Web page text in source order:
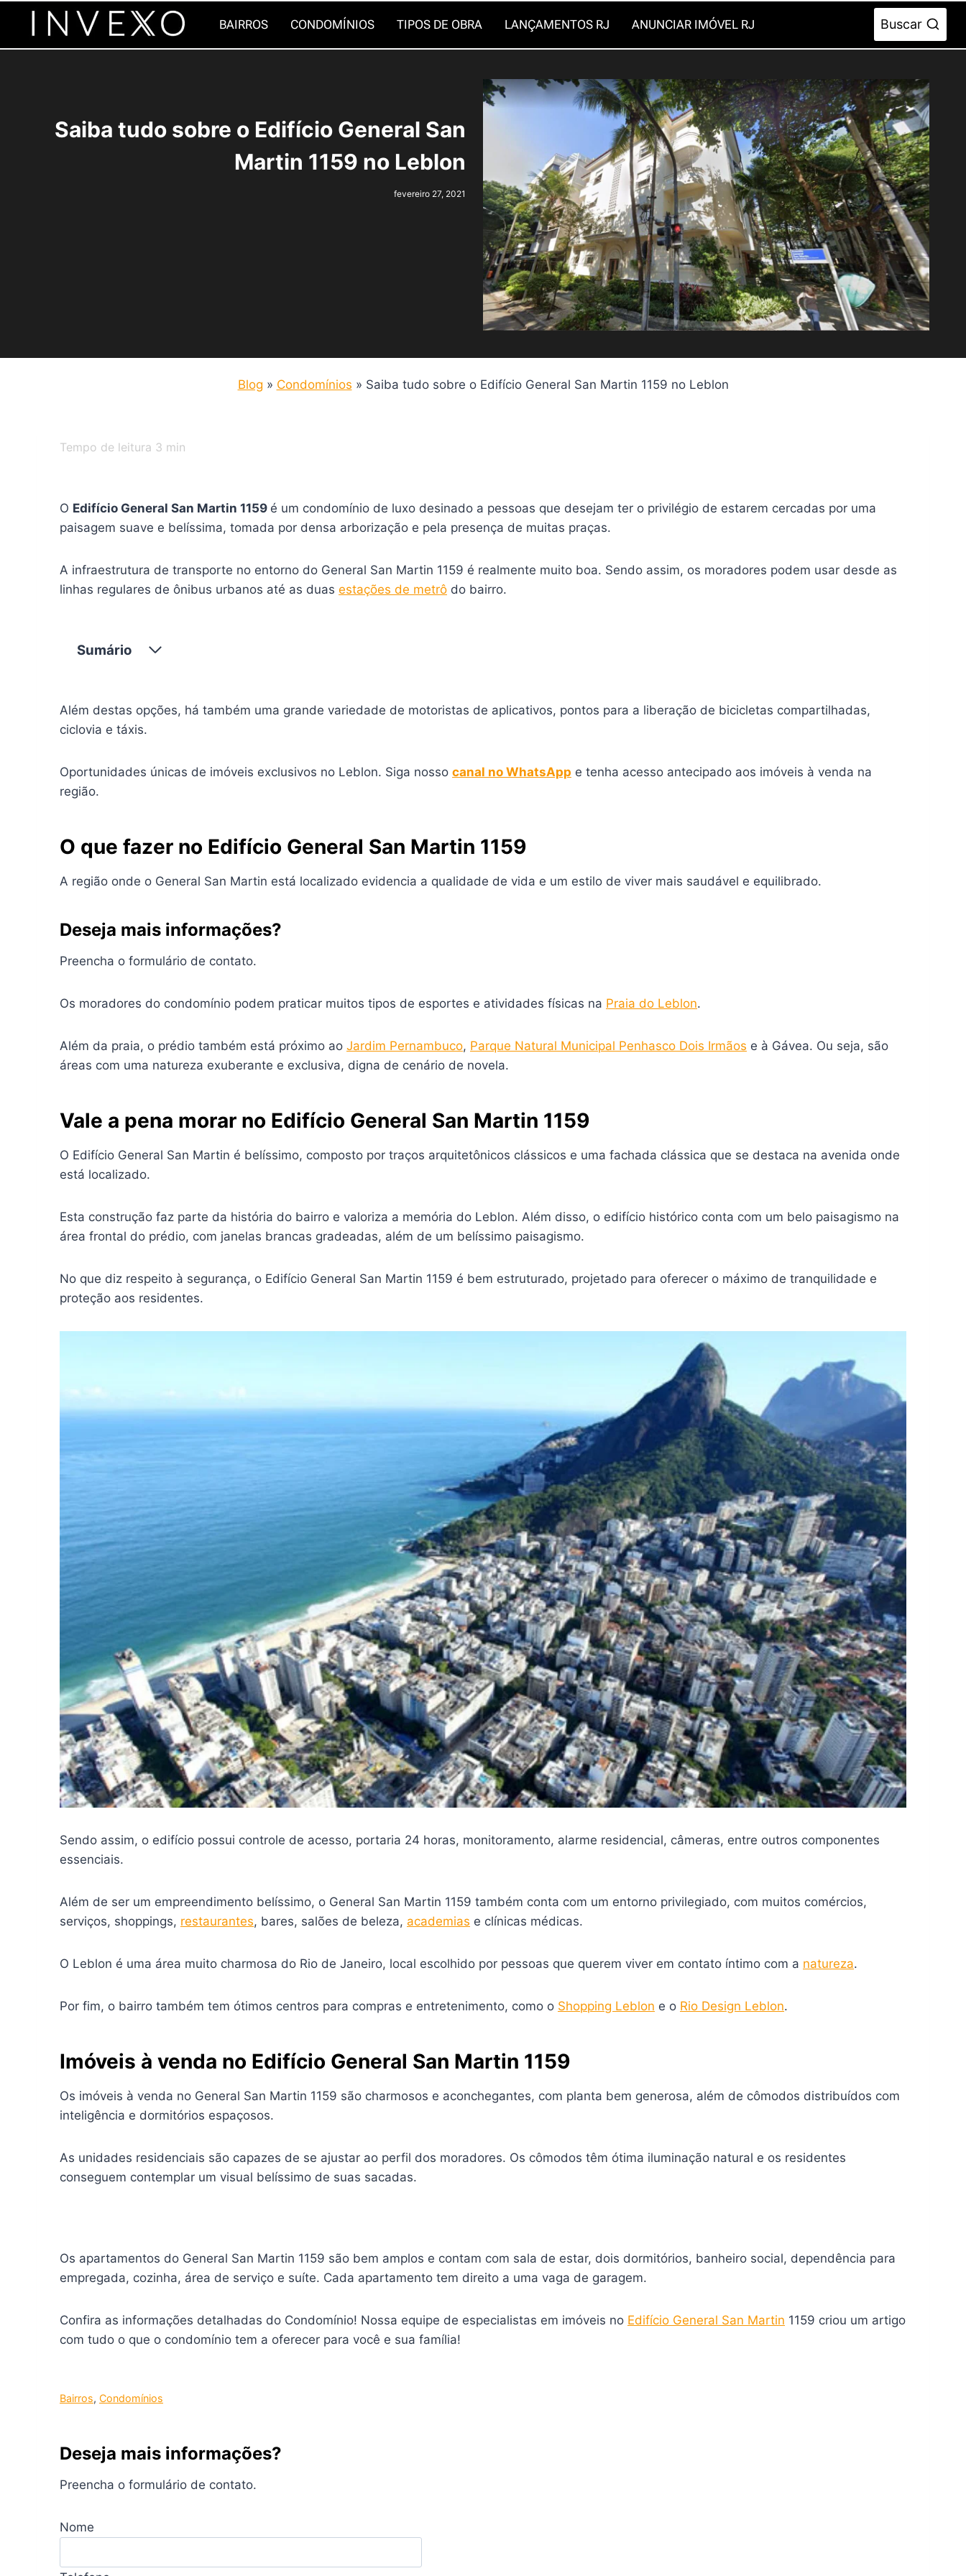
o
BAIRROS CONDOMÍNIOS TIPOS DE OBRA LANÇAMENTOS RJ ANUNCIAR IMÓVEL RJ Buscar
Saiba tudo sobre o Edifício General San
Martin 1159 no Leblon
fevereiro 27, 2021
Blog » Condomínios » Saiba tudo sobre o Edifício General San Martin 1159 no Leblon
Tempo de leitura 3 min
O Edifício General San Martin 1159 é um condomínio de luxo desinado a pessoas que desejam ter o privilégio de estarem cercadas por uma
paisagem suave e belíssima, tomada por densa arborização e pela presença de muitas praças.
A infraestrutura de transporte no entorno do General San Martin 1159 é realmente muito boa. Sendo assim, os moradores podem usar desde as
linhas regulares de ônibus urbanos até as duas estações de metrô do bairro.
Sumário
Além destas opções, há também uma grande variedade de motoristas de aplicativos, pontos para a liberação de bicicletas compartilhadas,
ciclovia e táxis.
Oportunidades únicas de imóveis exclusivos no Leblon. Siga nosso canal no WhatsApp e tenha acesso antecipado aos imóveis à venda na
região.
O que fazer no Edifício General San Martin 1159
A região onde o General San Martin está localizado evidencia a qualidade de vida e um estilo de viver mais saudável e equilibrado.
Deseja mais informações?
Preencha o formulário de contato.
Os moradores do condomínio podem praticar muitos tipos de esportes e atividades físicas na Praia do Leblon.
Além da praia, o prédio também está próximo ao Jardim Pernambuco, Parque Natural Municipal Penhasco Dois Irmãos e à Gávea. Ou seja, são
áreas com uma natureza exuberante e exclusiva, digna de cenário de novela.
Vale a pena morar no Edifício General San Martin 1159
O Edifício General San Martin é belíssimo, composto por traços arquitetônicos clássicos e uma fachada clássica que se destaca na avenida onde
está localizado.
Esta construção faz parte da história do bairro e valoriza a memória do Leblon. Além disso, o edifício histórico conta com um belo paisagismo na
área frontal do prédio, com janelas brancas gradeadas, além de um belíssimo paisagismo.
No que diz respeito à segurança, o Edifício General San Martin 1159 é bem estruturado, projetado para oferecer o máximo de tranquilidade e
proteção aos residentes.
Sendo assim, o edifício possui controle de acesso, portaria 24 horas, monitoramento, alarme residencial, câmeras, entre outros componentes
essenciais.
Além de ser um empreendimento belíssimo, o General San Martin 1159 também conta com um entorno privilegiado, com muitos comércios,
serviços, shoppings, restaurantes, bares, salões de beleza, academias e clínicas médicas.
O Leblon é uma área muito charmosa do Rio de Janeiro, local escolhido por pessoas que querem viver em contato íntimo com a natureza.
Por fim, o bairro também tem ótimos centros para compras e entretenimento, como o Shopping Leblon e o Rio Design Leblon.
Imóveis à venda no Edifício General San Martin 1159
Os imóveis à venda no General San Martin 1159 são charmosos e aconchegantes, com planta bem generosa, além de cômodos distribuídos com
inteligência e dormitórios espaçosos.
As unidades residenciais são capazes de se ajustar ao perfil dos moradores. Os cômodos têm ótima iluminação natural e os residentes
conseguem contemplar um visual belíssimo de suas sacadas.
Os apartamentos do General San Martin 1159 são bem amplos e contam com sala de estar, dois dormitórios, banheiro social, dependência para
empregada, cozinha, área de serviço e suíte. Cada apartamento tem direito a uma vaga de garagem.
Confira as informações detalhadas do Condomínio! Nossa equipe de especialistas em imóveis no Edifício General San Martin 1159 criou um artigo
com tudo o que o condomínio tem a oferecer para você e sua família!
Bairros, Condomínios
Deseja mais informações?
Preencha o formulário de contato.
Nome